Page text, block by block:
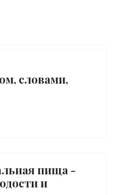
и мозг человека
словами,
пища -
и